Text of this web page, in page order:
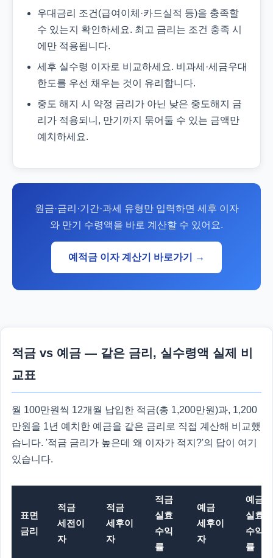
우대금리 조건(급여이체·카드실적 등)을 충족할
수 있는지 확인하세요. 최고 금리는 조건 충족 시
에만 적용됩니다.
세후 실수령 이자로 비교하세요. 비과세·세금우대
한도를 우선 채우는 것이 유리합니다.
중도 해지 시 약정 금리가 아닌 낮은 중도해지 금
리가 적용되니, 만기까지 묶어둘 수 있는 금액만
예치하세요.
원금·금리·기간·과세 유형만 입력하면 세후 이자
와 만기 수령액을 바로 계산할 수 있어요.
예적금 이자 계산기 바로가기 →
적금 vs 예금 — 같은 금리, 실수령액 실제 비
교표
월 100만원씩 12개월 납입한 적금(총 1,200만원)과, 1,200
만원을 1년 예치한 예금을 같은 금리로 직접 계산해 비교했
습니다. '적금 금리가 높은데 왜 이자가 적지?'의 답이 여기
있습니다.
표면
금리
적금
세전이
자
적금
세후이
자
적금
실효
수익
률
예금
세후이
자
예금
실효
수익
률